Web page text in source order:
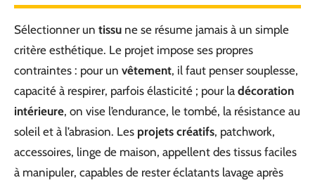
Sélectionner un tissu ne se résume jamais à un simple
critère esthétique. Le projet impose ses propres
contraintes : pour un vêtement, il faut penser souplesse,
capacité à respirer, parfois élasticité ; pour la décoration
intérieure, on vise l’endurance, le tombé, la résistance au
soleil et à l’abrasion. Les projets créatifs, patchwork,
accessoires, linge de maison, appellent des tissus faciles
à manipuler, capables de rester éclatants lavage après